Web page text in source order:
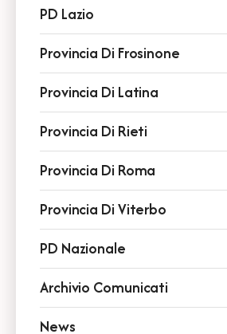
PD Lazio
Provincia Di Frosinone
Provincia Di Latina
Provincia Di Rieti
Provincia Di Roma
Provincia Di Viterbo
PD Nazionale
Archivio Comunicati
News